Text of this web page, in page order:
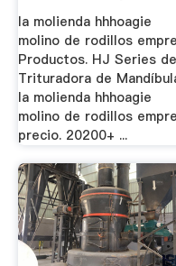
la molienda hhhoagie
molino de rodillos
Productos. HJ Series de
Trituradora de
la molienda hhhoagie
molino de rodillos
precio. 20200+ ...